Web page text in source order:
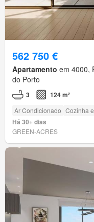
562 750 €
Apartamento em 4000,
do Porto
3 124 m²
Ar Condicionado Cozinha
Há 30+ dias
GREEN-ACRES